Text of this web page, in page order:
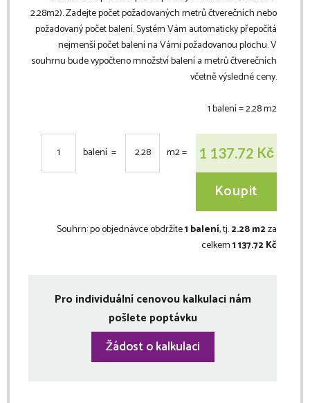
2.28m2). Zadejte počet požadovaných metrů čtverečních nebo
požadovaný počet balení. Systém Vám automaticky přepočítá
nejmenší počet balení na Vámi požadovanou plochu. V
souhrnu bude vypočteno množství balení a metrů čtverečních
včetně výsledné ceny.
1 balení =2.28m2
balení = m2= 1 137.72 Kč
Koupit
Souhrn:po objednávce obdržíte1 balení, tj.2.28 m2za
celkem1 137.72 Kč
Pro individuální cenovou kalkulaci nám
pošlete poptávku
Žádost o kalkulaci